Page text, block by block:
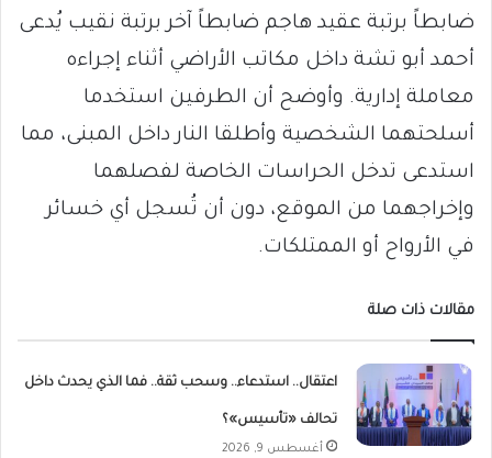
ضابطاً برتبة عقيد هاجم ضابطاً آخر برتبة نقيب يُدعى
أحمد أبو تشة داخل مكاتب الأراضي أثناء إجراءه
معاملة إدارية. وأوضح أن الطرفين استخدما
أسلحتهما الشخصية وأطلقا النار داخل المبنى، مما
استدعى تدخل الحراسات الخاصة لفصلهما
وإخراجهما من الموقع، دون أن تُسجل أي خسائر
في الأرواح أو الممتلكات.
مقالات ذات صلة
اعتقال.. استدعاء.. وسحب ثقة.. فما الذي يحدث داخل
تحالف «تأسيس»؟
أغسطس 9, 2026